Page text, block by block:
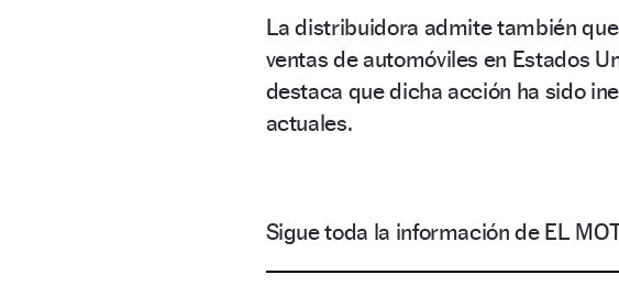
La distribuidora admite también
ventas de automóviles en Estados
destaca que dicha acción ha sido
actuales.
Sigue toda la información de EL